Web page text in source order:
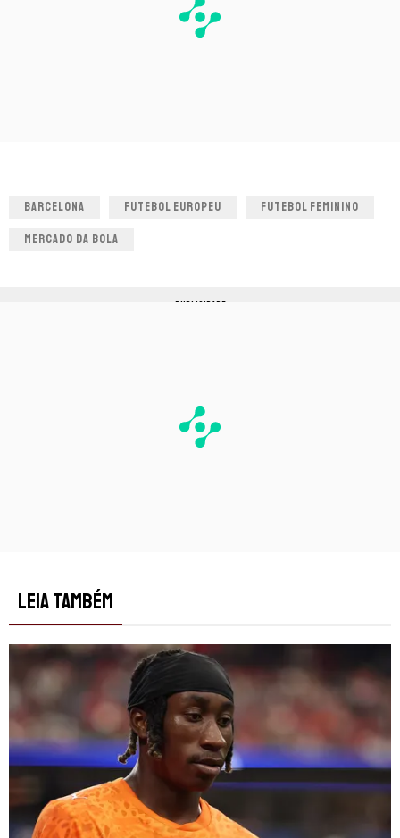
BARCELONA FUTEBOL EUROPEU FUTEBOL FEMININO
MERCADO DA BOLA
PUBLICIDADE
LEIA TAMBÉM